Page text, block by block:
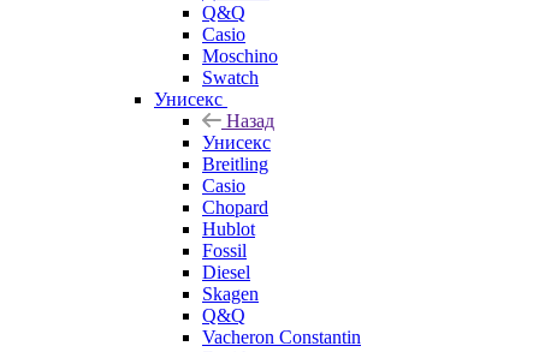
Q&Q
Casio
Moschino
Swatch
Унисекс
Назад
Унисекс
Breitling
Casio
Chopard
Hublot
Fossil
Diesel
Skagen
Q&Q
Vacheron Constantin